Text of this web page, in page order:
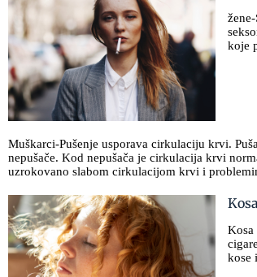
koje
Muškarci-Pušenje usporava cirkulaciju krvi.
nepušače. Kod nepušača je cirkulacija krvi
uzrokovano slabom cirkulacijom krvi i
Kosa
Kosa
kose